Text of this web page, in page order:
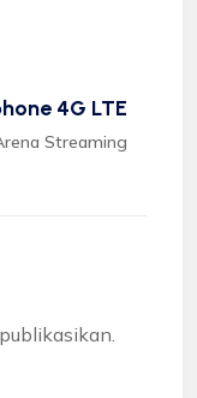
4G LTE
Streaming